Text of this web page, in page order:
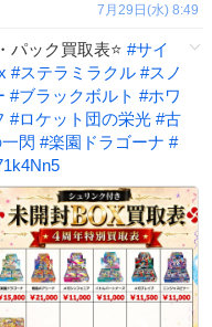
7月29日(水) 8:49
パック買取表⭐️ #サイ
#ステラミラクル #スノ
#ブラックボルト #ホワ
#ロケット団の栄光 #古
閃 #楽園ドラゴーナ #